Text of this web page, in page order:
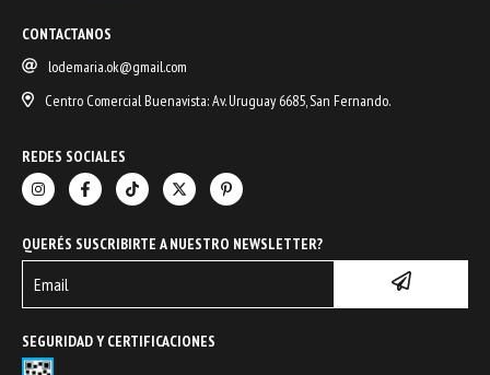
CONTACTANOS
lodemaria.ok@gmail.com
Centro Comercial Buenavista: Av. Uruguay 6685, San Fernando.
REDES SOCIALES
QUERÉS SUSCRIBIRTE A NUESTRO NEWSLETTER?
SEGURIDAD Y CERTIFICACIONES